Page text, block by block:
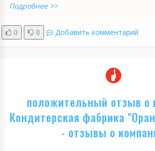
Подробнее >>
0 0 Добавить комментарий
положительный отзыв о
Кондитерская фабрика
- отзывы о